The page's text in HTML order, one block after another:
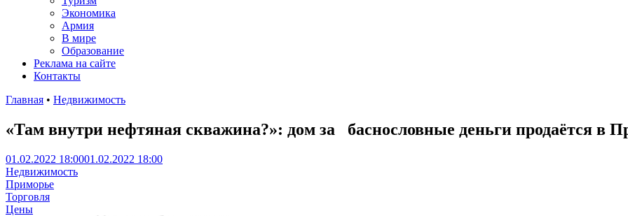
Экономика
Армия
В мире
Образование
Реклама на сайте
Контакты
Главная • Недвижимость
«Там внутри нефтяная скважина?»: дом за баснословные деньги продаётся в
01.02.2022 18:0001.02.2022 18:00
Недвижимость
Приморье
Торговля
Цены